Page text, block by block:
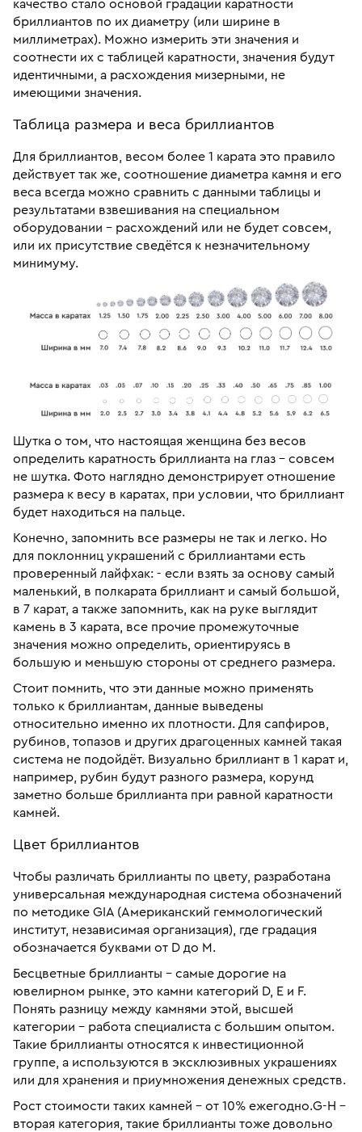
качество стало основой градации каратности
бриллиантов по их диаметру (или ширине в
миллиметрах). Можно измерить эти значения и
соотнести их с таблицей каратности, значения будут
идентичными, а расхождения мизерными, не
имеющими значения.
Таблица размера и веса бриллиантов
Для бриллиантов, весом более 1 карата это правило
действует так же, соотношение диаметра камня и его
веса всегда можно сравнить с данными таблицы и
результатами взвешивания на специальном
оборудовании – расхождений или не будет совсем,
или их присутствие сведётся к незначительному
минимуму.
Шутка о том, что настоящая женщина без весов
определить каратность бриллианта на глаз – совсем
не шутка. Фото наглядно демонстрирует отношение
размера к весу в каратах, при условии, что бриллиант
будет находиться на пальце.
Конечно, запомнить все размеры не так и легко. Но
для поклонниц украшений с бриллиантами есть
проверенный лайфхак: - если взять за основу самый
маленький, в полкарата бриллиант и самый большой,
в 7 карат, а также запомнить, как на руке выглядит
камень в 3 карата, все прочие промежуточные
значения можно определить, ориентируясь в
большую и меньшую стороны от среднего размера.
Стоит помнить, что эти данные можно применять
только к бриллиантам, данные выведены
относительно именно их плотности. Для сапфиров,
рубинов, топазов и других драгоценных камней такая
система не подойдёт. Визуально бриллиант в 1 карат и,
например, рубин будут разного размера, корунд
заметно больше бриллианта при равной каратности
камней.
Цвет бриллиантов
Чтобы различать бриллианты по цвету, разработана
универсальная международная система обозначений
по методике GIA (Американский геммологический
институт, независимая организация), где градация
обозначается буквами от D до M.
Бесцветные бриллианты – самые дорогие на
ювелирном рынке, это камни категорий D, Е и F.
Понять разницу между камнями этой, высшей
категории – работа специалиста с большим опытом.
Такие бриллианты относятся к инвестиционной
группе, а используются в эксклюзивных украшениях
или для хранения и приумножения денежных средств.
Рост стоимости таких камней – от 10% ежегодно.G-H –
вторая категория, такие бриллианты тоже довольно